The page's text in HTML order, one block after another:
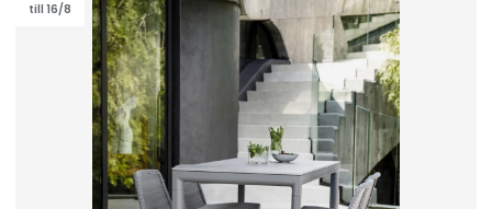
till 16/8